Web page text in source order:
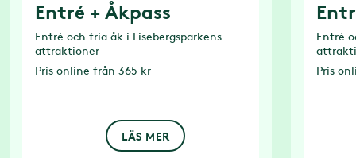
Entré + Åkpass
Entré och fria åk i Lisebergsparkens
attraktioner
Pris online från 365 kr
LÄS MER
Entré
Pris